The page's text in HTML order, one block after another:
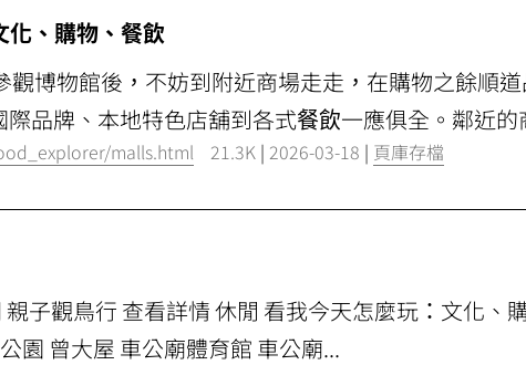
化、購物、餐飲
觀博物館後，不妨到附近商場走走，在購物之餘順
品牌、本地特色店舖到各式餐飲一應俱全。鄰近
malls.html 21.3K |2026-03-18 | 頁庫存檔
子觀鳥行 查看詳情 休閒 看我今天怎麼玩：文化、
園 曾大屋 車公廟體育館 車公廟...